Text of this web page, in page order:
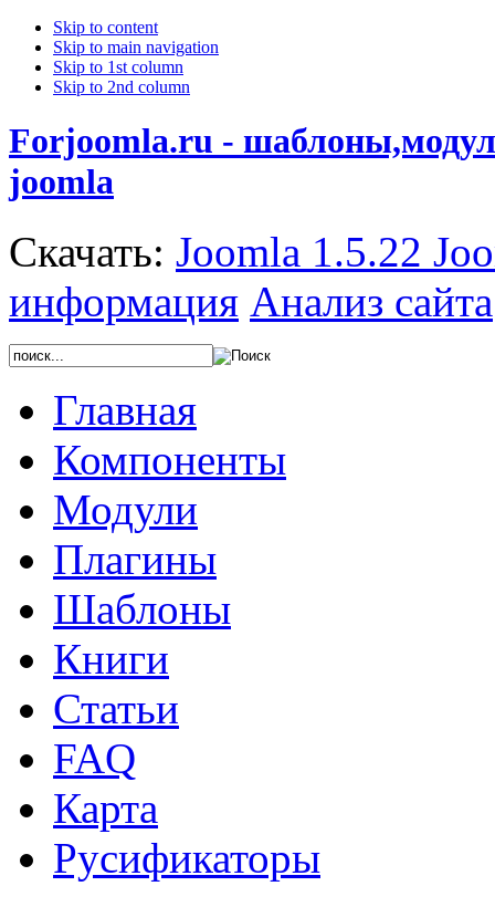
Skip to content
Skip to main navigation
Skip to 1st column
Skip to 2nd column
Forjoomla.ru -
joomla
Скачать: Joomla 1.5.22
информация Анализ сайта
Главная
Компоненты
Модули
Плагины
Шаблоны
Книги
Статьи
FAQ
Карта
Русификаторы